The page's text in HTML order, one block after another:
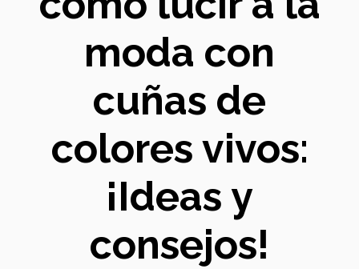
moda con
cuñas de
colores vivos:
¡Ideas y
consejos!